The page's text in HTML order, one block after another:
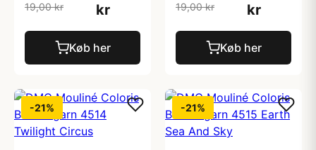
19,00 kr kr
Køb her
19,00 kr kr
Køb her
-21% -21%